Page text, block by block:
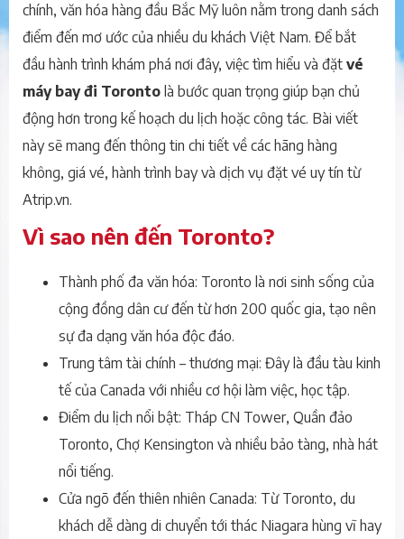
chính, văn hóa hàng đầu Bắc Mỹ luôn nằm trong danh sách
điểm đến mơ ước của nhiều du khách Việt Nam. Để bắt
đầu hành trình khám phá nơi đây, việc tìm hiểu và đặt vé
máy bay đi Toronto là bước quan trọng giúp bạn chủ
động hơn trong kế hoạch du lịch hoặc công tác. Bài viết
này sẽ mang đến thông tin chi tiết về các hãng hàng
không, giá vé, hành trình bay và dịch vụ đặt vé uy tín từ
Atrip.vn.
Vì sao nên đến Toronto?
Thành phố đa văn hóa: Toronto là nơi sinh sống của
cộng đồng dân cư đến từ hơn 200 quốc gia, tạo nên
sự đa dạng văn hóa độc đáo.
Trung tâm tài chính – thương mại: Đây là đầu tàu kinh
tế của Canada với nhiều cơ hội làm việc, học tập.
Điểm du lịch nổi bật: Tháp CN Tower, Quần đảo
Toronto, Chợ Kensington và nhiều bảo tàng, nhà hát
nổi tiếng.
Cửa ngõ đến thiên nhiên Canada: Từ Toronto, du
khách dễ dàng di chuyển tới thác Niagara hùng vĩ hay